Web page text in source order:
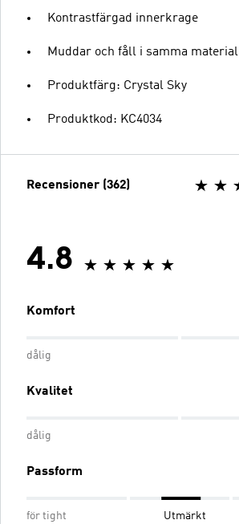
Kontrastfärgad innerkrage
Muddar och fåll i samma material
Produktfärg: Crystal Sky
Produktkod: KC4034
Recensioner (362)
4.8
Komfort
dålig
Kvalitet
dålig
Passform
för tight Utmärkt